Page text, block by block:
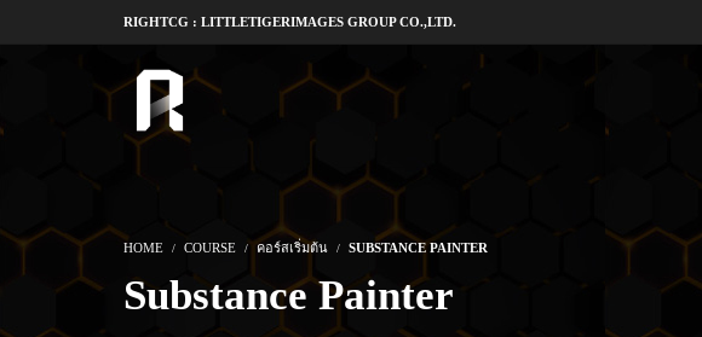
RIGHTCG : LITTLETIGERIMAGES GROUP CO.,LTD.
HOME COURSE คอร์สเริ่มต้น SUBSTANCE PAINTER
Substance Painter